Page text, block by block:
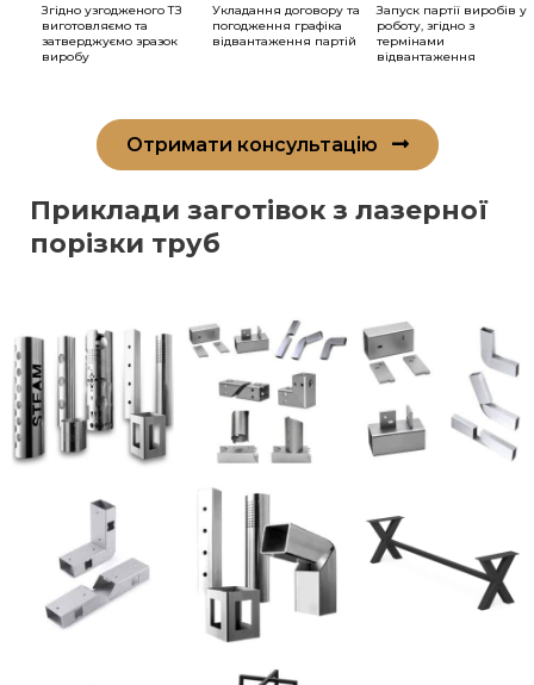
Згідно узгодженого ТЗ
виготовляємо та
затверджуємо зразок
виробу
Укладання договору та
погодження графіка
відвантаження партій
Запуск партії виробів у
роботу, згідно з
термінами
відвантаження
Отримати консультацію
Приклади заготівок з лазерної
порізки труб